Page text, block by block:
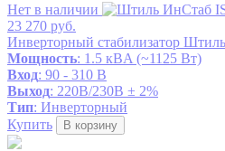
Нет в наличии
23 270 руб.
Инверторный стабилизатор
Мощность: 1.5 кВA (~1125 Вт)
Вход: 90 - 310 В
Выход: 220В/230В ± 2%
Тип: Инверторный
Купить
В корзину